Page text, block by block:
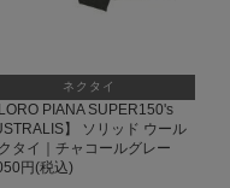
ネクタイ
LORO PIANA SUPER150's
】 ソリッド ウール
タイ｜チャコールグレー
円(税込)